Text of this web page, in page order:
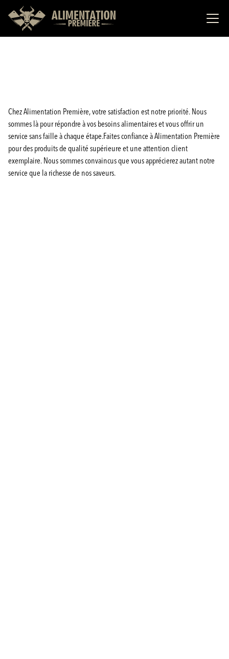
Chez Alimentation Première, votre satisfaction est notre priorité. Nous
sommes là pour répondre à vos besoins alimentaires et vous offrir un
service sans faille à chaque étape.Faites confiance à Alimentation Première
pour des produits de qualité supérieure et une attention client
exemplaire. Nous sommes convaincus que vous apprécierez autant notre
service que la richesse de nos saveurs.